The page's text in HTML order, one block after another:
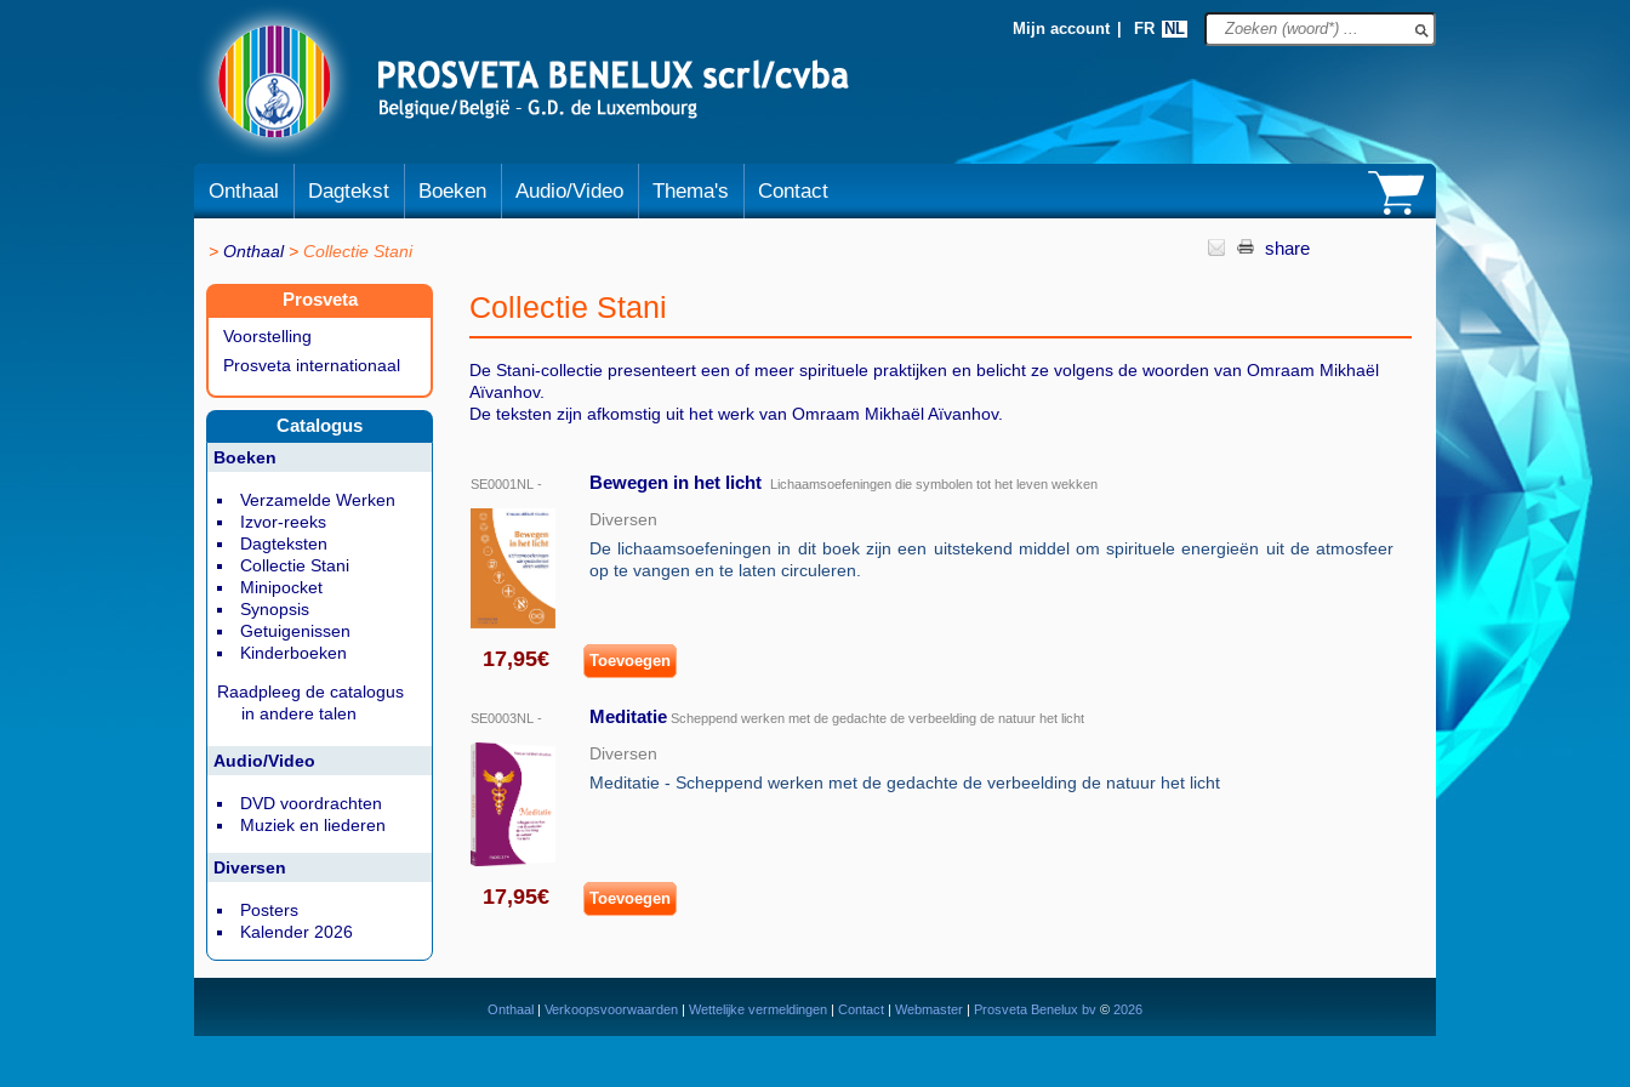
Mijn account FR NL
Onthaal Dagtekst Boeken Audio/Video Thema's Contact
Onthaal Collectie Stani share
Prosveta
Voorstelling
Prosveta internationaal
Catalogus
Boeken
Verzamelde Werken
Izvor-reeks
Dagteksten
Collectie Stani
Minipocket
Synopsis
Getuigenissen
Kinderboeken
Raadpleeg de catalogus
in andere talen
Audio/Video
DVD voordrachten
Muziek en liederen
Diversen
Posters
Kalender 2026
Collectie Stani
De Stani-collectie presenteert een of meer spirituele praktijken en belicht ze volgens de woorden van Omraam Mikhaël
Aïvanhov.
De teksten zijn afkomstig uit het werk van Omraam Mikhaël Aïvanhov.
SE0001NL - Bewegen in het licht Lichaamsoefeningen die symbolen tot het leven wekken
Diversen
De lichaamsoefeningen in dit boek zijn een uitstekend middel om spirituele energieën uit de atmosfeer
op te vangen en te laten circuleren.
17,95€ Toevoegen
SE0003NL - Meditatie Scheppend werken met de gedachte de verbeelding de natuur het licht
Diversen
Meditatie - Scheppend werken met de gedachte de verbeelding de natuur het licht
17,95€ Toevoegen
Onthaal Verkoopsvoorwaarden Wettelijke vermeldingen Contact Webmaster Prosveta Benelux bv © 2026